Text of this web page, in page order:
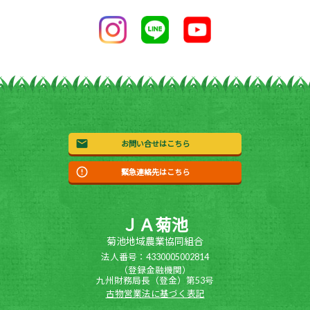
お問い合せはこちら
緊急連絡先はこちら
ＪＡ菊池
菊池地域農業協同組合
法人番号：4330005002814
（登録金融機関）
九州財務局長（登金）第53号
古物営業法に基づく表記